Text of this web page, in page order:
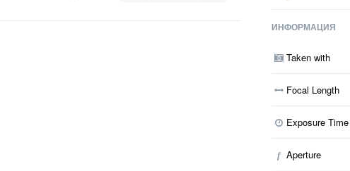
ИНФОРМАЦИЯ
Taken with
Focal Length
Exposure Time
f Aperture